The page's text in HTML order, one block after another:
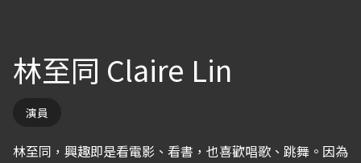
林至同 Claire Lin
演員
林至同，興趣即是看電影、看書，也喜歡唱歌、跳舞。因為